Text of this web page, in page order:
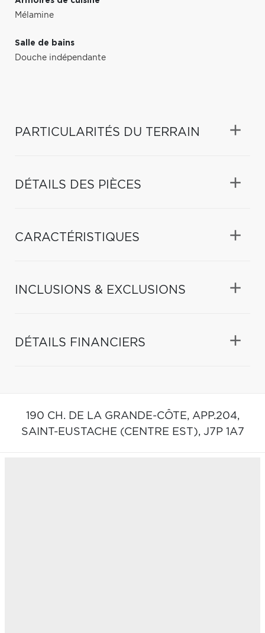
Mélamine
Salle de bains
Douche indépendante
PARTICULARITÉS DU TERRAIN
DÉTAILS DES PIÈCES
CARACTÉRISTIQUES
INCLUSIONS & EXCLUSIONS
DÉTAILS FINANCIERS
190 CH. DE LA GRANDE-CÔTE, APP.204,
SAINT-EUSTACHE (CENTRE EST), J7P 1A7